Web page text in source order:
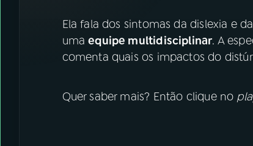
ACOMPANHE A RÁDIO NACIONAL
YouTube Facebook
Instagram X
Ela fala dos sintomas da dislexia e
umaequipe multidisciplinar. A
comenta quais os impactos do
Quer saber mais? Então clique no